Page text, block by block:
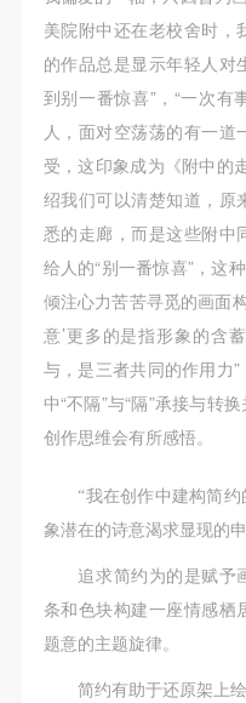
美院附中还在老校舍时，
的作品总是显示年轻人
到别一番惊喜”，“一次有
人，面对空荡荡的有一
受，这印象成为《附中的
绍我们可以清楚知道，原
悉的走廊，而是这些附中
给人的“别一番惊喜”，这
倾注心力苦苦寻觅的画面
意’更多的是指形象的含
与，是三者共同的作用力
中“不隔”与“隔”承接与转
创作思维会有所感悟。
“我在创作中建构简
象潜在的诗意渴求显现的申
追求简约为的是赋予
条和色块构建一座情感栖
题意的主题旋律。
简约有助于还原架上